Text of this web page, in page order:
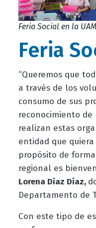
Feria Social en la
Feria
“Queremos que
a través de los
consumo de sus
reconocimiento
realizan estas
entidad que
propósito de
regional es
Lorena Díaz Díaz, d
Departamento de
Con este tipo de